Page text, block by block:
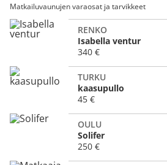
Matkailuvaunujen varaosat ja tarvikkeet
RENKO
Isabella ventur
340 €
TURKU
kaasupullo
45 €
OULU
Solifer
250 €